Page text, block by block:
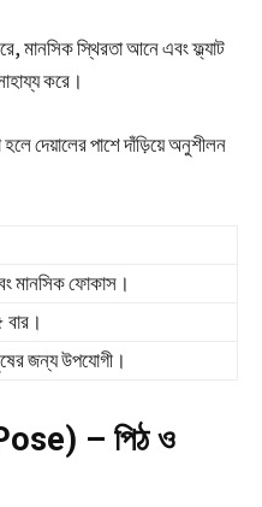
মানসিক স্থিরতা আনে এবং ফ্ল্যাট
করে।
দেয়ালের পাশে দাঁড়িয়ে অনুশীলন
মানসিক ফোকাস।
বার।
জন্য উপযোগী।
– পিঠ ও